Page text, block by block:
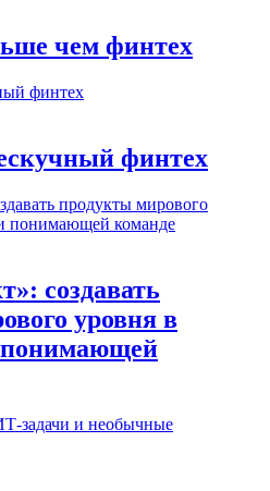
чем финтех
финтех
создавать
уровня в
понимающей